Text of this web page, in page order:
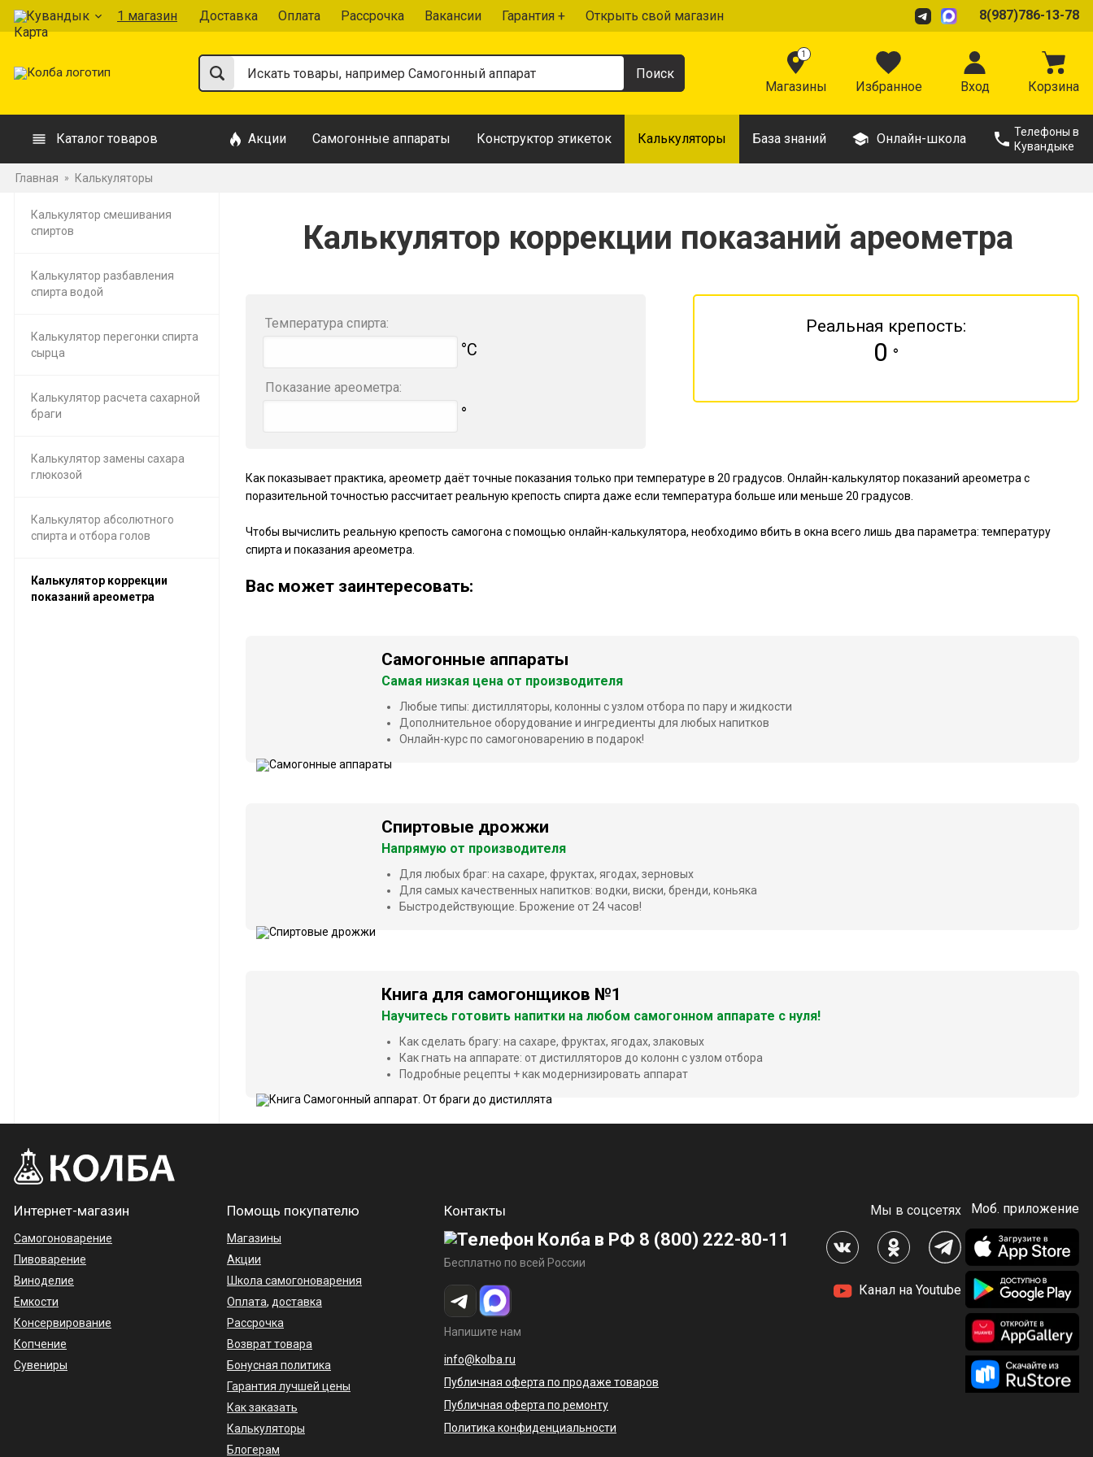
Кувандык 1 магазин Доставка Оплата Рассрочка Вакансии Гарантия + Открыть свой магазин 8(987)786-13-78
1
Магазины Избранное Вход Корзина
Каталог товаров Акции Самогонные аппараты Конструктор этикеток Калькуляторы База знаний Онлайн-школа
Телефоны в
Кувандыке
Главная » Калькуляторы
Калькулятор смешивания
спиртов
Калькулятор разбавления
спирта водой
Калькулятор перегонки спирта
сырца
Калькулятор расчета сахарной
браги
Калькулятор замены сахара
глюкозой
Калькулятор абсолютного
спирта и отбора голов
Калькулятор коррекции
показаний ареометра
Калькулятор коррекции показаний ареометра
Температура спирта:
°С
Показание ареометра:
°
Реальная крепость:
0 °
Как показывает практика, ареометр даёт точные показания только при температуре в 20 градусов. Онлайн-калькулятор показаний ареометра с
поразительной точностью рассчитает реальную крепость спирта даже если температура больше или меньше 20 градусов.
Чтобы вычислить реальную крепость самогона с помощью онлайн-калькулятора, необходимо вбить в окна всего лишь два параметра: температуру
спирта и показания ареометра.
Ваc может заинтересовать:
Самогонные аппараты
Самая низкая цена от производителя
Любые типы: дистилляторы, колонны с узлом отбора по пару и жидкости
Дополнительное оборудование и ингредиенты для любых напитков
Онлайн-курс по самогоноварению в подарок!
Спиртовые дрожжи
Напрямую от производителя
Для любых браг: на сахаре, фруктах, ягодах, зерновых
Для самых качественных напитков: водки, виски, бренди, коньяка
Быстродействующие. Брожение от 24 часов!
Книга для самогонщиков №1
Научитесь готовить напитки на любом самогонном аппарате с нуля!
Как сделать брагу: на сахаре, фруктах, ягодах, злаковых
Как гнать на аппарате: от дистилляторов до колонн с узлом отбора
Подробные рецепты + как модернизировать аппарат
Интернет-магазин
Самогоноварение
Пивоварение
Виноделие
Емкости
Консервирование
Копчение
Сувениры
Помощь покупателю
Магазины
Акции
Школа самогоноварения
Оплата, доставка
Рассрочка
Возврат товара
Бонусная политика
Гарантия лучшей цены
Как заказать
Калькуляторы
Блогерам
Контакты
8 (800) 222-80-11
Бесплатно по всей России
Напишите нам
info@kolba.ru
Публичная оферта по продаже товаров
Публичная оферта по ремонту
Политика конфиденциальности
Мы в соцсетях
Канал на Youtube
Моб. приложение